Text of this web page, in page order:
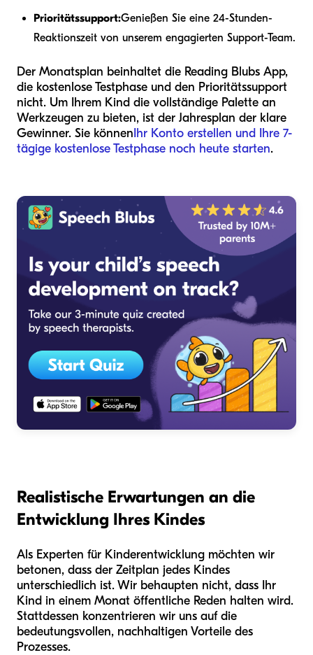
Prioritätssupport:Genießen Sie eine 24-Stunden-
Reaktionszeit von unserem engagierten Support-Team.
Der Monatsplan beinhaltet die Reading Blubs App,
die kostenlose Testphase und den Prioritätssupport
nicht. Um Ihrem Kind die vollständige Palette an
Werkzeugen zu bieten, ist der Jahresplan der klare
Gewinner. Sie könnenIhr Konto erstellen und Ihre 7-
tägige kostenlose Testphase noch heute starten.
Realistische Erwartungen an die
Entwicklung Ihres Kindes
Als Experten für Kinderentwicklung möchten wir
betonen, dass der Zeitplan jedes Kindes
unterschiedlich ist. Wir behaupten nicht, dass Ihr
Kind in einem Monat öffentliche Reden halten wird.
Stattdessen konzentrieren wir uns auf die
bedeutungsvollen, nachhaltigen Vorteile des
Prozesses.